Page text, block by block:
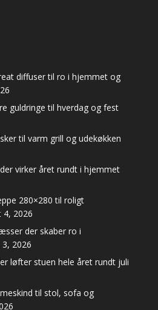
diffuser til ro i hjemmet og
guldringe til hverdag og fest
til varm grill og udekøkken
virker året rundt i hjemmet
280×280 til roligt
4, 2026
der skaber ro i
2026
løfter stuen hele året rundt juli
til stol, sofa og